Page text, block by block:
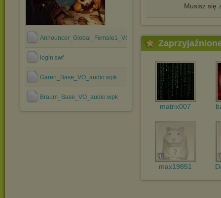
Announcer_Global_Female1_VO_audio.wpk
login.swf
Garen_Base_VO_audio.wpk
Braum_Base_VO_audio.wpk
Musisz się
matrix007
max19851